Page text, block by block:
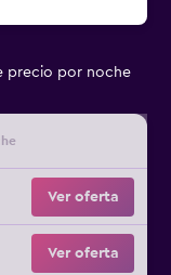
precio por noche
Ver oferta
Ver oferta